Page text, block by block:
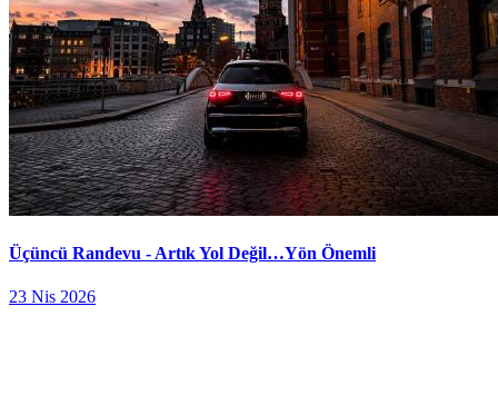
Üçüncü Randevu - Artık Yol Değil…Yön Önemli
23 Nis 2026